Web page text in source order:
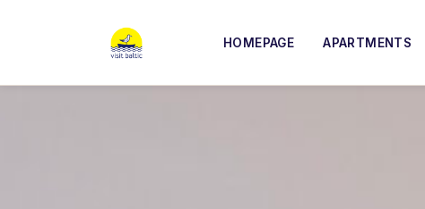
HOMEPAGE APARTMENTS